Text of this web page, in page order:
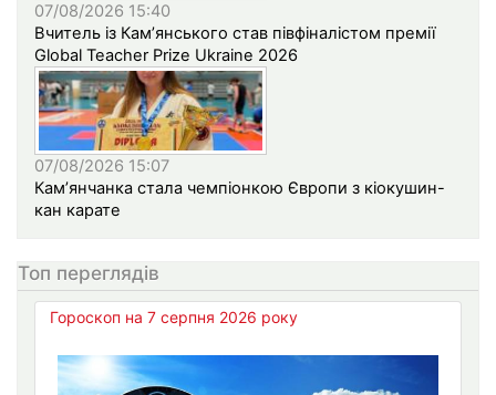
07/08/2026 15:40
Вчитель із Кам’янського став півфіналістом премії
Global Teacher Prize Ukraine 2026
07/08/2026 15:07
Кам’янчанка стала чемпіонкою Європи з кіокушин-
кан карате
Топ переглядів
Гороскоп на 7 серпня 2026 року